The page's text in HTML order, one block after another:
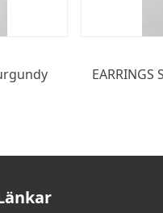
EARRINGS